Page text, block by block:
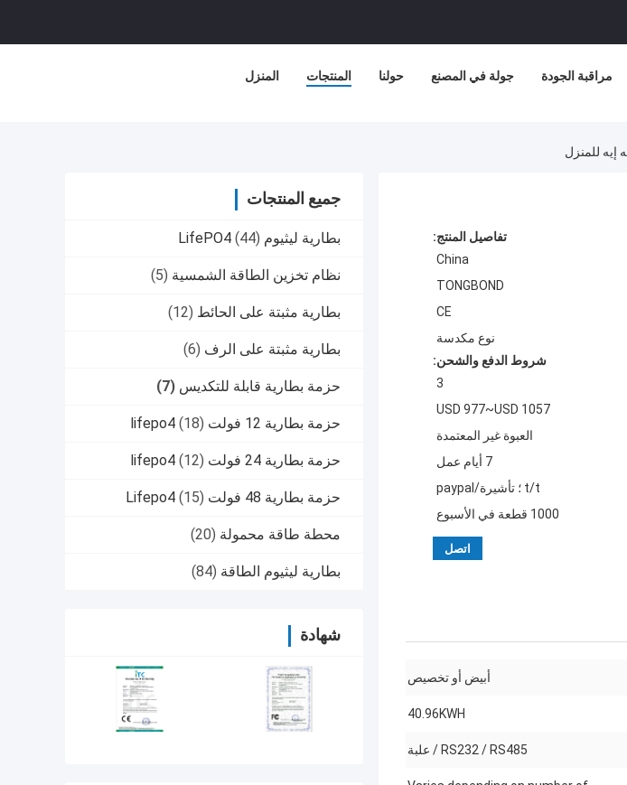
المنزل المنتجات حولنا جولة في المصنع مراقبة الجودة
جميع المنتجات
بطارية ليثيوم LifePO4 (44)
نظام تخزين الطاقة الشمسية (5)
بطارية مثبتة على الحائط (12)
بطارية مثبتة على الرف (6)
حزمة بطارية قابلة للتكديس (7)
حزمة بطارية 12 فولت lifepo4 (18)
حزمة بطارية 24 فولت lifepo4 (12)
حزمة بطارية 48 فولت Lifepo4 (15)
محطة طاقة محمولة (20)
بطارية ليثيوم الطاقة (84)
شهادة
تفاصيل المنتج:
China
TONGBOND
CE
نوع مكدسة
شروط الدفع والشحن:
3
USD 977~USD 1057
العبوة غير المعتمدة
7 أيام عمل
t/t ؛ تأشيرة/paypal
1000 قطعة في الأسبوع
اتصل
أبيض أو تخصيص
40.96KWH
RS232 / RS485 / علبة